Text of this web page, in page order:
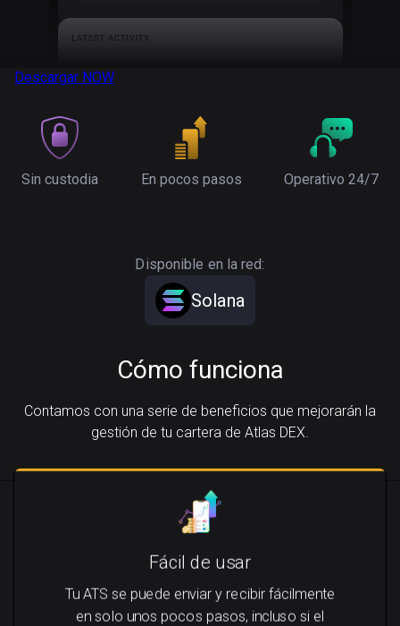
Descargar NOW
Sin custodia En pocos pasos Operativo 24/7
Disponible en la red:
Solana
Cómo funciona
Contamos con una serie de beneficios que mejorarán la
gestión de tu cartera de Atlas DEX.
Fácil de usar
Tu ATS se puede enviar y recibir fácilmente
en solo unos pocos pasos, incluso si el